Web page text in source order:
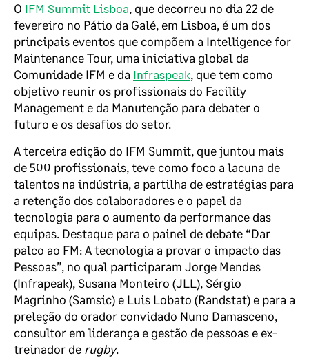
O IFM Summit Lisboa, que decorreu no dia 22 de
fevereiro no Pátio da Galé, em Lisboa, é um dos
principais eventos que compõem a Intelligence for
Maintenance Tour, uma iniciativa global da
Comunidade IFM e da Infraspeak, que tem como
objetivo reunir os proﬁssionais do Facility
Management e da Manutenção para debater o
futuro e os desafios do setor.
A terceira edição do IFM Summit, que juntou mais
de 500 profissionais, teve como foco a lacuna de
talentos na indústria, a partilha de estratégias para
a retenção dos colaboradores e o papel da
tecnologia para o aumento da performance das
equipas. Destaque para o painel de debate “Dar
palco ao FM: A tecnologia a provar o impacto das
Pessoas”, no qual participaram Jorge Mendes
(Infrapeak), Susana Monteiro (JLL), Sérgio
Magrinho (Samsic) e Luis Lobato (Randstat) e para a
preleção do orador convidado Nuno Damasceno,
consultor em liderança e gestão de pessoas e ex-
treinador de rugby.